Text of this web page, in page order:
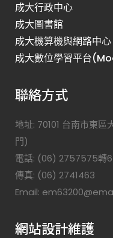
成大行政中心
成大圖書館
成大機算機與網路中心
成大數位學習平台
聯絡方式
地址: 70101 台南市東
門)
電話: (06) 2757575轉
傳真: (06) 2741463
Email:
網站設計維護